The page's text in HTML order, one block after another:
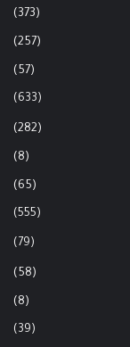
(373)
(257)
(57)
(633)
(282)
(8)
(65)
(555)
(79)
(58)
(8)
(39)